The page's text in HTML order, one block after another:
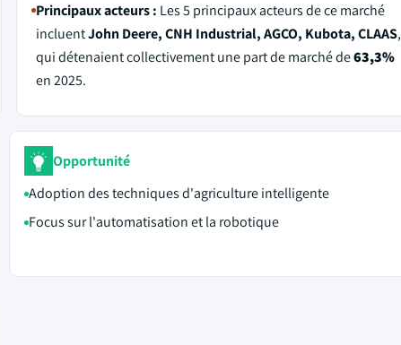
Principaux acteurs : Les 5 principaux acteurs de ce marché
incluentJohn Deere, CNH Industrial, AGCO, Kubota, CLAAS,
qui détenaient collectivement une part de marché de63,3%
en 2025.
Opportunité
Adoption des techniques d'agriculture intelligente
Focus sur l'automatisation et la robotique